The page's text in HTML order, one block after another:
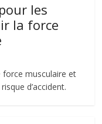
les
la force
force musculaire et
d’accident.